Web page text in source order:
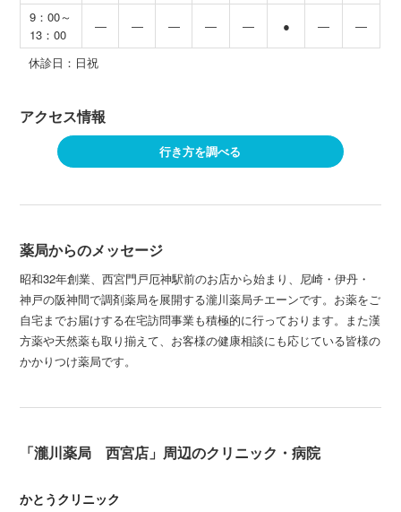
9：00～
13：00
― ― ― ― ― ● ― ―
休診日：日祝
アクセス情報
行き方を調べる
薬局からのメッセージ
昭和32年創業、西宮門戸厄神駅前のお店から始まり、尼崎・伊丹・
神戸の阪神間で調剤薬局を展開する瀧川薬局チエーンです。お薬をご
自宅までお届けする在宅訪問事業も積極的に行っております。また漢
方薬や天然薬も取り揃えて、お客様の健康相談にも応じている皆様の
かかりつけ薬局です。
「瀧川薬局 西宮店」周辺のクリニック・病院
かとうクリニック